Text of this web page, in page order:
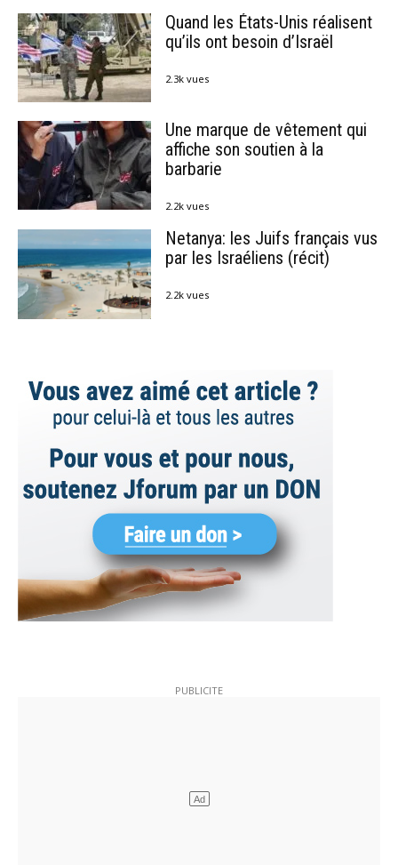
Quand les États-Unis réalisent
qu’ils ont besoin d’Israël
2.3k vues
Une marque de vêtement qui
affiche son soutien à la
barbarie
2.2k vues
Netanya: les Juifs français vus
par les Israéliens (récit)
2.2k vues